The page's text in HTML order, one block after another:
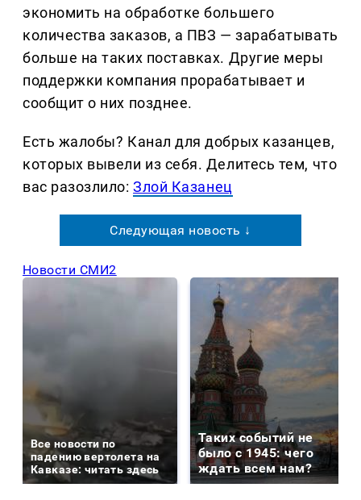
экономить на обработке большего
количества заказов, а ПВЗ — зарабатывать
больше на таких поставках. Другие меры
поддержки компания прорабатывает и
сообщит о них позднее.
Есть жалобы? Канал для добрых казанцев,
которых вывели из себя. Делитеcь тем, что
вас разозлило:Злой Казанец
Следующая новость ↓
Новости СМИ2
Все новости по
падению вертолета на
Кавказе: читать здесь
Таких событий не
было с 1945: чего
ждать всем нам?